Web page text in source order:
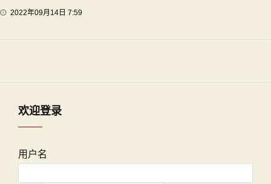
2022年09月14日 7:59
欢迎登录
用户名